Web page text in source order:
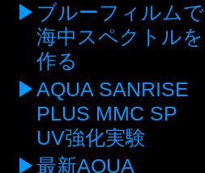
ブルーフィルムで
海中スペクトルを
作る
AQUA SANRISE
PLUS MMC SP
UV強化実験
最新AQUA